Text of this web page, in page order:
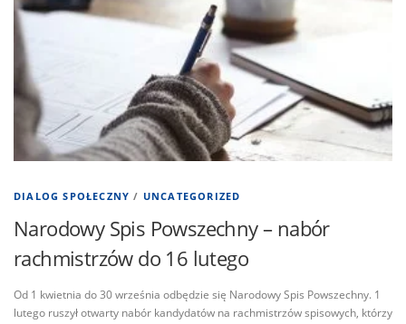
DIALOG SPOŁECZNY / UNCATEGORIZED
Narodowy Spis Powszechny – nabór
rachmistrzów do 16 lutego
Od 1 kwietnia do 30 września odbędzie się Narodowy Spis Powszechny. 1
lutego ruszył otwarty nabór kandydatów na rachmistrzów spisowych, którzy